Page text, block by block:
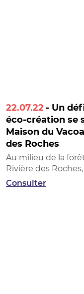
22.07.22 - Un
éco-création se
Maison du
des Roches
Au milieu de la
Rivière des
Consulter